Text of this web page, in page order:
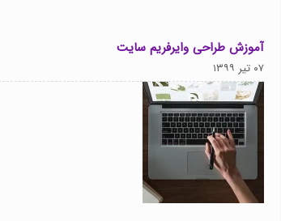
آموزش طراحی وایرفریم سایت
۰۷ تیر ۱۳۹۹